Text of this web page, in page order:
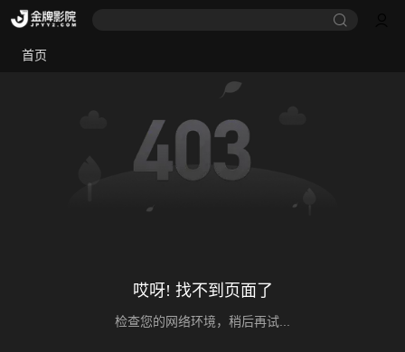
首页
哎呀! 找不到页面了
检查您的网络环境，稍后再试...